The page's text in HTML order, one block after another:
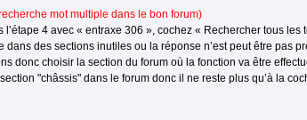
mot multiple dans le bon forum)
l’étape 4 avec « entraxe 306 », cochez « Rechercher tous
dans des sections inutiles ou la réponse n’est peut être pas
donc choisir la section du forum où la fonction va être
"châssis" dans le forum donc il ne reste plus qu’à la